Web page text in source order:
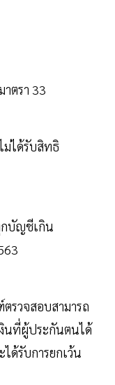
ตรา 33
ม่ได้รับสิทธิ
กบัญชีเกิน
รวจสอบสามารถ
นที่ผู้ประกันตนได้
ได้รับการยกเว้น